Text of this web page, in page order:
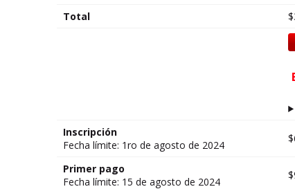
Total
Inscripción
Fecha límite: 1ro de agosto de 2024
Primer pago
Fecha límite: 15 de agosto de 2024